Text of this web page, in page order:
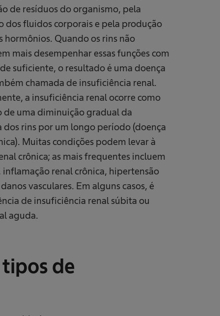
de resíduos do organismo, pela
dos fluidos corporais e pela produção
hormônios. Quando os rins não
mais desempenhar essas funções com
suficiente, o resultado é uma doença
chamada de insuficiência renal.
a insuficiência renal ocorre como
de uma diminuição gradual da
dos rins por um longo período (doença
Muitas condições podem levar à
crônica; as mais frequentes incluem
inflamação renal crônica, hipertensão
vasculares. Em alguns casos, é
de insuficiência renal súbita ou
aguda.
de